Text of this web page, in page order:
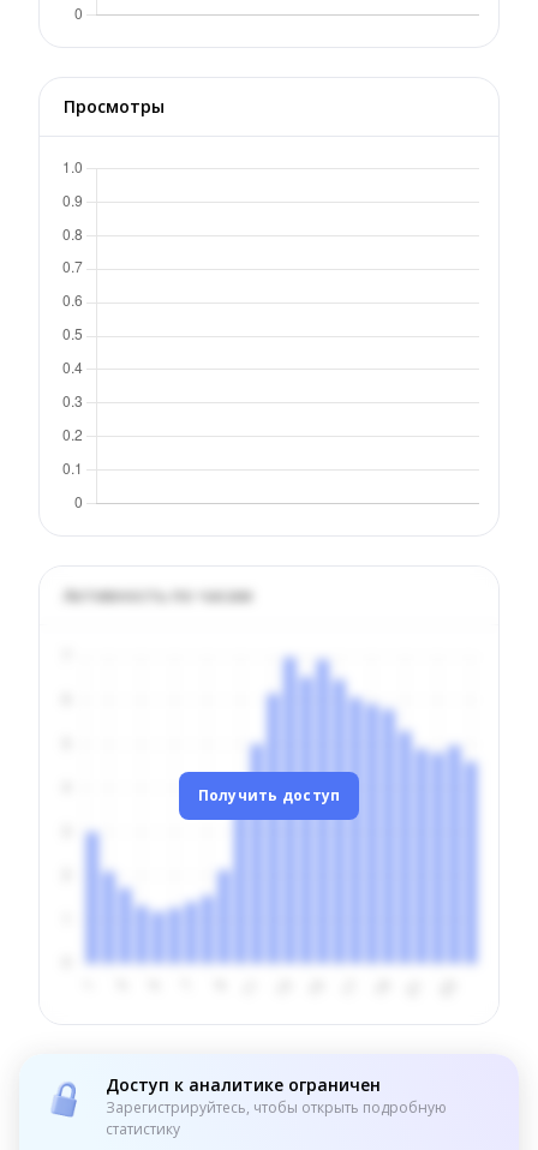
Просмотры
Активность по часам
Получить доступ
Доступ к аналитике ограничен
Зарегистрируйтесь, чтобы открыть подробную
статистику